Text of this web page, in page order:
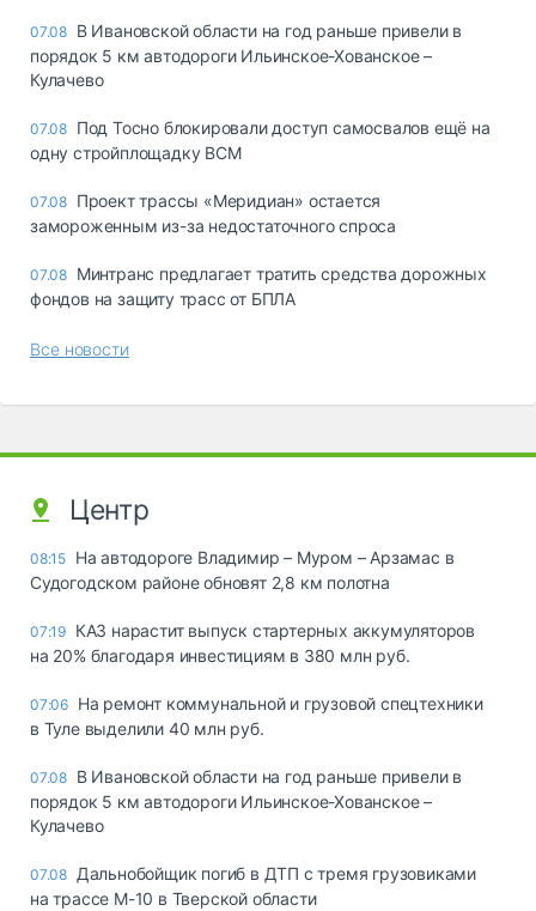
07.08 В Ивановской области на год раньше привели в
порядок 5 км автодороги Ильинское-Хованское –
Кулачево
07.08 Под Тосно блокировали доступ самосвалов ещё на
одну стройплощадку ВСМ
07.08 Проект трассы «Меридиан» остается
замороженным из-за недостаточного спроса
07.08 Минтранс предлагает тратить средства дорожных
фондов на защиту трасс от БПЛА
Все новости
Центр
08:15 На автодороге Владимир – Муром – Арзамас в
Судогодском районе обновят 2,8 км полотна
07:19 КАЗ нарастит выпуск стартерных аккумуляторов
на 20% благодаря инвестициям в 380 млн руб.
07:06 На ремонт коммунальной и грузовой спецтехники
в Туле выделили 40 млн руб.
07.08 В Ивановской области на год раньше привели в
порядок 5 км автодороги Ильинское-Хованское –
Кулачево
07.08 Дальнобойщик погиб в ДТП с тремя грузовиками
на трассе М-10 в Тверской области